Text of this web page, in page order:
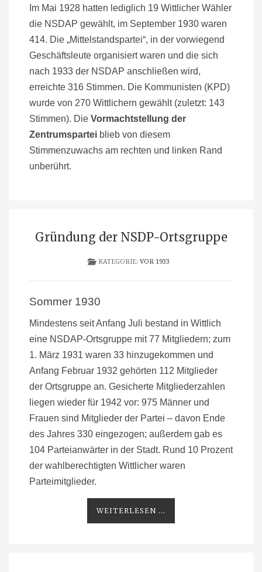
Im Mai 1928 hatten lediglich 19 Wittlicher Wähler
die NSDAP gewählt, im September 1930 waren
414. Die „Mittelstandspartei“, in der vorwiegend
Geschäftsleute organisiert waren und die sich
nach 1933 der NSDAP anschließen wird,
erreichte 316 Stimmen. Die Kommunisten (KPD)
wurde von 270 Wittlichern gewählt (zuletzt: 143
Stimmen). Die Vormachtstellung der
Zentrumspartei blieb von diesem
Stimmenzuwachs am rechten und linken Rand
unberührt.
Gründung der NSDP-Ortsgruppe
KATEGORIE: VOR 1933
Sommer 1930
Mindestens seit Anfang Juli bestand in Wittlich
eine NSDAP-Ortsgruppe mit 77 Mitgliedern; zum
1. März 1931 waren 33 hinzugekommen und
Anfang Februar 1932 gehörten 112 Mitglieder
der Ortsgruppe an. Gesicherte Mitgliederzahlen
liegen wieder für 1942 vor: 975 Männer und
Frauen sind Mitglieder der Partei – davon Ende
des Jahres 330 eingezogen; außerdem gab es
104 Parteianwärter in der Stadt. Rund 10 Prozent
der wahlberechtigten Wittlicher waren
Parteimitglieder.
WEITERLESEN ...